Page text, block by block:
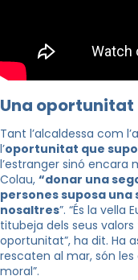
Una oportunitat
Tant l’alcaldessa com
l’oportunitat que
l’estranger sinó encara
Colau, “donar una
persones suposa
nosaltres”. “És la
titubeja dels seus
oportunitat”, ha dit. Ha
rescaten al mar, són
moral”.